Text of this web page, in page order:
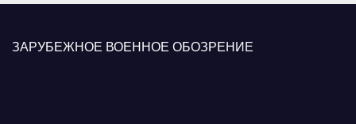
ЗАРУБЕЖНОЕ ВОЕННОЕ ОБОЗРЕНИЕ